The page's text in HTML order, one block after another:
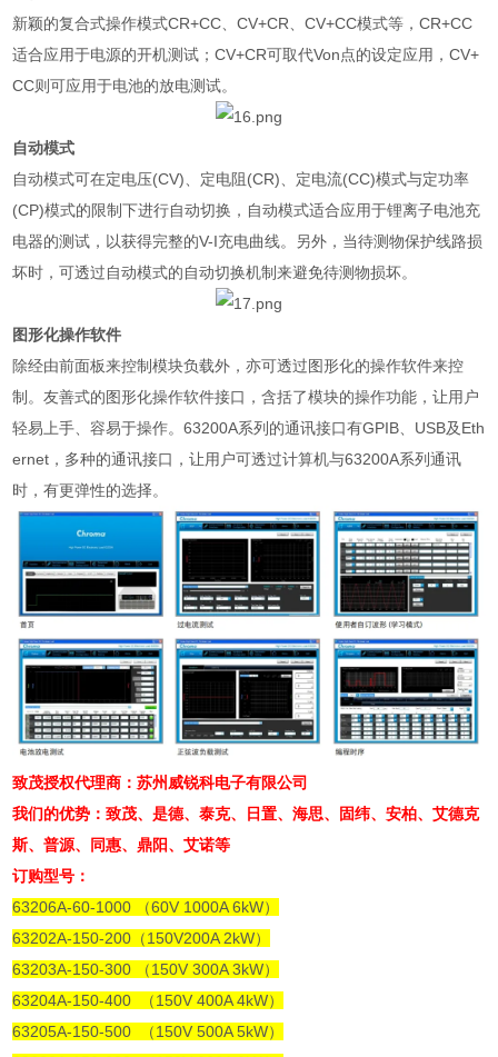
新颖的复合式操作模式CR+CC 、CV+CR 、CV+CC模式等，CR+CC
适合应用于电源的开机测试；CV+CR可取代Von点的设定应用，CV+
CC则可应用于电池的放电测试。
自动模式
自动模式可在定电压(CV) 、定电阻(CR) 、定电流(CC)模式与定功率
(CP)模式的限制下进行自动切换，自动模式适合应用于锂离子电池充
电器的测试，以获得完整的V-I充电曲线。另外，当待测物保护线路损
坏时，可透过自动模式的自动切换机制来避免待测物损坏。
图形化操作软件
除经由前面板来控制模块负载外，亦可透过图形化的操作软件来控
制。友善式的图形化操作软件接口，含括了模块的操作功能，让用户
轻易上手、容易于操作。63200A系列的通讯接口有GPIB USB及Eth
ernet ，多种的通讯接口，让用户可透过计算机与63200A系列通讯
时，有更弹性的选择。
致茂授权代理商：苏州威锐科电子有限公司
我们的优势：致茂、是德、泰克、日置、海思、固纬、安柏、艾德克
斯、普源、同惠、鼎阳、艾诺等
订购型号：
63206A-60-1000 （60V 1000A 6kW）
63202A-150-200（150V200A 2kW）
63203A-150-300 （150V 300A 3kW）
63204A-150-400 （150V 400A 4kW）
63205A-150-500 （150V 500A 5kW）